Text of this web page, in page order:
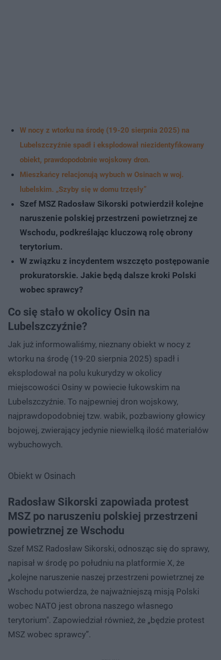
W nocy z wtorku na środę (19-20 sierpnia 2025) na
Lubelszczyźnie spadł i eksplodował niezidentyfikowany
obiekt, prawdopodobnie wojskowy dron.
Mieszkańcy relacjonują wybuch w Osinach w woj.
lubelskim. „Szyby się w domu trzęsły”
Szef MSZ Radosław Sikorski potwierdził kolejne
naruszenie polskiej przestrzeni powietrznej ze
Wschodu, podkreślając kluczową rolę obrony
terytorium.
W związku z incydentem wszczęto postępowanie
prokuratorskie. Jakie będą dalsze kroki Polski
wobec sprawcy?
Co się stało w okolicy Osin na
Lubelszczyźnie?
Jak już informowaliśmy, nieznany obiekt w nocy z
wtorku na środę (19-20 sierpnia 2025) spadł i
eksplodował na polu kukurydzy w okolicy
miejscowości Osiny w powiecie łukowskim na
Lubelszczyźnie. To najpewniej dron wojskowy,
najprawdopodobniej tzw. wabik, pozbawiony głowicy
bojowej, zwierający jedynie niewielką ilość materiałów
wybuchowych.
Obiekt w Osinach
Radosław Sikorski zapowiada protest
MSZ po naruszeniu polskiej przestrzeni
powietrznej ze Wschodu
Szef MSZ Radosław Sikorski, odnosząc się do sprawy,
napisał w środę po południu na platformie X, że
„kolejne naruszenie naszej przestrzeni powietrznej ze
Wschodu potwierdza, że najważniejszą misją Polski
wobec NATO jest obrona naszego własnego
terytorium". Zapowiedział również, że „będzie protest
MSZ wobec sprawcy”.